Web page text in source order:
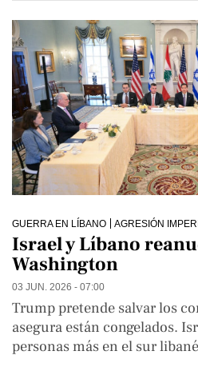
GUERRA EN LÍBANO AGRESIÓN
Israel y Líbano
Washington
03 JUN. 2026 - 07:00
Trump pretende salvar los
asegura están congelados.
personas más en el sur